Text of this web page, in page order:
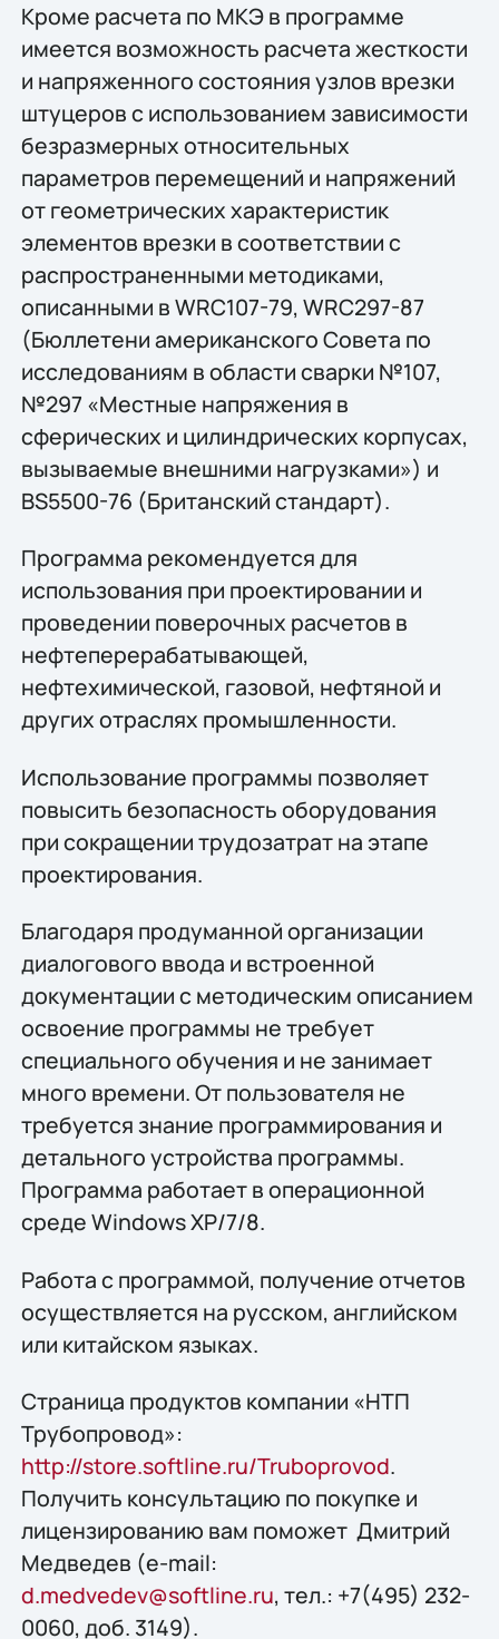
Кроме расчета по МКЭ в программе
имеется возможность расчета жесткости
и напряженного состояния узлов врезки
штуцеров с использованием зависимости
безразмерных относительных
параметров перемещений и напряжений
от геометрических характеристик
элементов врезки в соответствии с
распространенными методиками,
описанными в WRC107-79, WRC297-87
(Бюллетени американского Совета по
исследованиям в области сварки №107,
№297 «Местные напряжения в
сферических и цилиндрических корпусах,
вызываемые внешними нагрузками») и
BS5500-76 (Британский стандарт).
Программа рекомендуется для
использования при проектировании и
проведении поверочных расчетов в
нефтеперерабатывающей,
нефтехимической, газовой, нефтяной и
других отраслях промышленности.
Использование программы позволяет
повысить безопасность оборудования
при сокращении трудозатрат на этапе
проектирования.
Благодаря продуманной организации
диалогового ввода и встроенной
документации с методическим описанием
освоение программы не требует
специального обучения и не занимает
много времени. От пользователя не
требуется знание программирования и
детального устройства программы.
Программа работает в операционной
среде Windows XP/7/8.
Работа с программой, получение отчетов
осуществляется на русском, английском
или китайском языках.
Страница продуктов компании «НТП
Трубопровод»:
http://store.softline.ru/Truboprovod.
Получить консультацию по покупке и
лицензированию вам поможет Дмитрий
Медведев (e-mail:
d.medvedev@softline.ru, тел.: +7(495) 232-
0060, доб. 3149).